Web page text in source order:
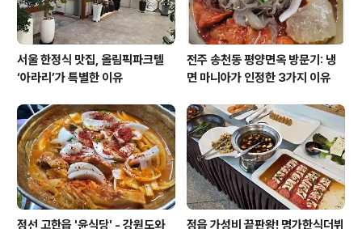
서울 한정식 맛집, 올림픽파크텔
‘아라리’가 특별한 이유
전주 송천동 평양면옥 방문기: 냉
면 마니아가 인정한 3가지 이유
정선 고한읍 '윤식당' - 강원도와 정읍 가성비 끝판왕! 명가한식더뷔